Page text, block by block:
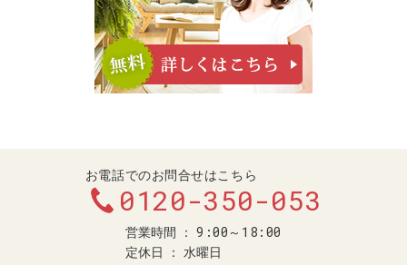
お電話でのお問合せはこちら
0120-350-053
営業時間 9:00～18:00
定休日 水曜日